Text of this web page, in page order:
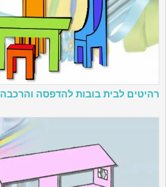
רהיטים לבית בובות להדפסה והרכבה